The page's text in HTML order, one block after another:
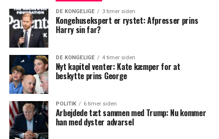
DE KONGELIGE 3 timer siden
Kongehusekspert er rystet: Afpresser prins
Harry sin far?
DE KONGELIGE 4 timer siden
Nyt kapitel venter: Kate kæmper for at
beskytte prins George
POLITIK 6 timer siden
Arbejdede tæt sammen med Trump: Nu kommer
han med dyster advarsel